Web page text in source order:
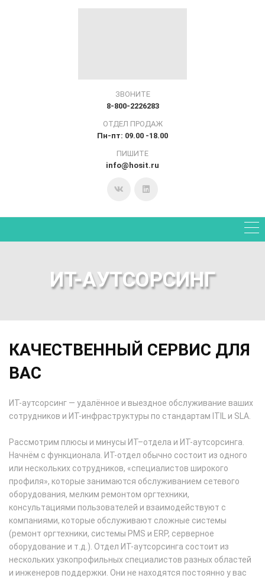
ЗВОНИТЕ
8-800-2226283
ОТДЕЛ ПРОДАЖ
Пн-пт: 09.00 -18.00
ПИШИТЕ
info@hosit.ru
ИТ-АУТСОРСИНГ
КАЧЕСТВЕННЫЙ СЕРВИС ДЛЯ
ВАС
ИТ-аутсорсинг — удалённое и выездное обслуживание ваших
сотрудников и ИТ-инфраструктуры по стандартам ITIL и SLA.
Рассмотрим плюсы и минусы ИТ–отдела и ИТ-аутсорсинга.
Начнём с функционала. ИТ-отдел обычно состоит из одного
или нескольких сотрудников, «специалистов широкого
профиля», которые занимаются обслуживанием сетевого
оборудования, мелким ремонтом оргтехники,
консультациями пользователей и взаимодействуют с
компаниями, которые обслуживают сложные системы
(ремонт оргтехники, системы PMS и ERP, серверное
оборудование и т.д.). Отдел ИТ-аутсорсинга состоит из
нескольких узкопрофильных специалистов разных областей
и инженеров поддержки. Они не находятся постоянно у вас